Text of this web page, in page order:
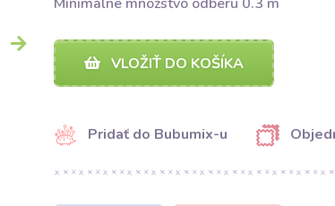
VLOŽIŤ DO KOŠÍKA
Pridať do Bubumix-u